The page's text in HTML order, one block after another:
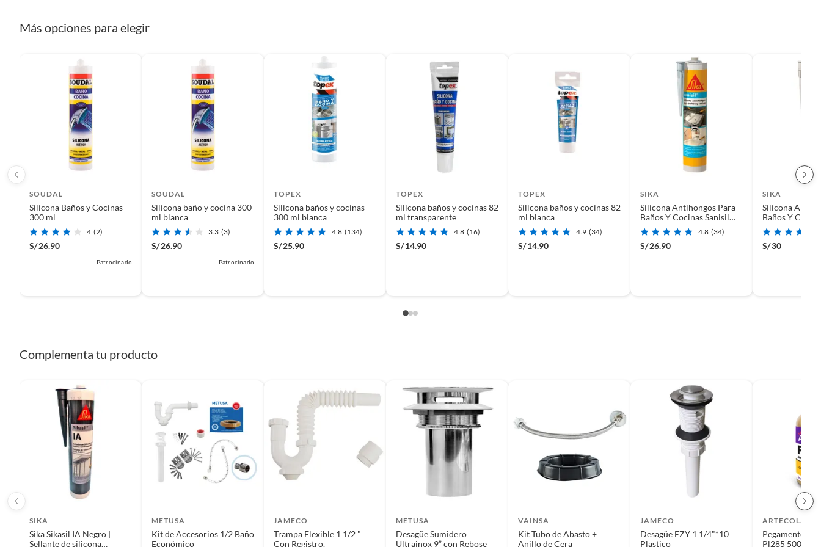
Características
antimoho y una elasticidad del 25%, asegurando un sellado flexible e impermeable. Además, seca al contacto con la
humedad del aire.
Recuerda que el producto debe estar limpio, en buen estado, sin uso y deberá contar con todos sus accesorios,
Más opciones para elegir
SOUDAL
Silicona Baños y Cocinas
300 ml
4 (2)
S/26.90
Patrocinado
SOUDAL
Silicona baño y cocina 300
ml blanca
3.3 (3)
S/26.90
Patrocinado
TOPEX
Silicona baños y cocinas
300 ml blanca
4.8 (134)
S/25.90
TOPEX
Silicona baños y cocinas 82
ml transparente
4.8 (16)
S/14.90
TOPEX
Silicona baños y cocinas 82
ml blanca
4.9 (34)
S/14.90
SIKA
Silicona Antihongos Para
Baños Y Cocinas Sanisil
Transparente 280ml
4.8 (34)
S/26.90
SIKA
Silicona
Baños Y
Blanco 280ml
S/30
Complementa tu producto
SIKA
Sika Sikasil IA Negro |
Sellante de silicona
METUSA
Kit de Accesorios 1/2 Baño
Económico
JAMECO
Trampa Flexible 1 1/2 "
Con Registro.
METUSA
Desagüe Sumidero
Ultrainox 9” con Rebose
VAINSA
Kit Tubo de Abasto +
Anillo de Cera
JAMECO
Desagüe EZY 1 1/4"*10
Plastico
ARTECOLA
Pegamento
Pl285 500ml